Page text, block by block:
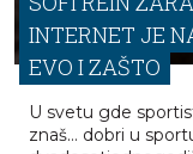
SOFI REIN
INTERNET JE
EVO I ZAŠTO